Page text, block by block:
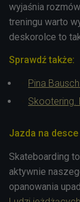
wyjaśnia
treningu warto
deskorolce to
Sprawdź także:
Pina
Skootering.
Jazda na
Skateboarding
aktywnie
opanowania